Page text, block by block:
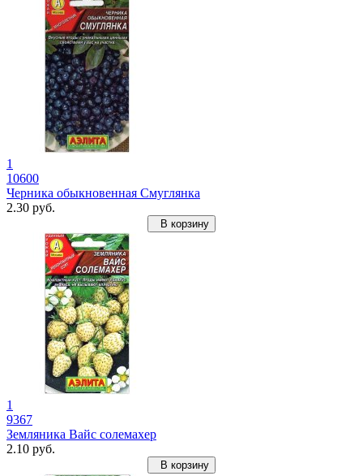
1
10600
Черника обыкновенная Смуглянка
2.30 руб.
В корзину
1
9367
Земляника Вайс солемахер
2.10 руб.
В корзину